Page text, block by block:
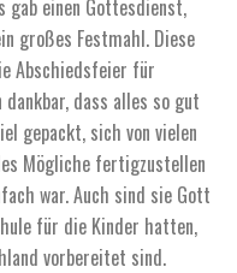
gab einen Gottesdienst,
großes Festmahl. Diese
Abschiedsfeier für
dass alles so gut
gepackt, sich von vielen
Mögliche fertigzustellen
war.Auch sind sie Gott
für die Kinder hatten,
vorbereitet sind.